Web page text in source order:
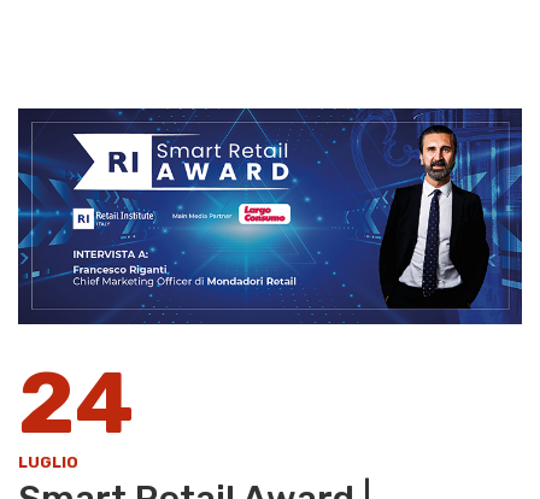
24
LUGLIO